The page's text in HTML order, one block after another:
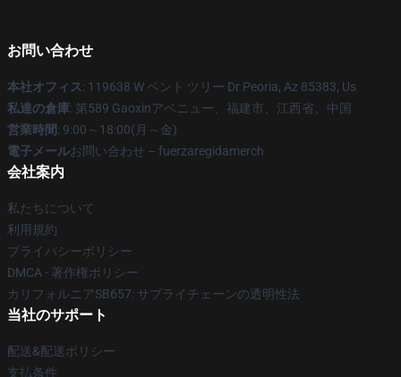
お問い合わせ
本社オフィス: 119638 W ベント ツリー Dr Peoria, Az 85383, Us
私達の倉庫: 第589 Gaoxinアベニュー、福建市、江西省、中国
営業時間: 9:00～18:00(月～金)
電子メールお問い合わせ – fuerzaregidamerch
会社案内
私たちについて
利用規約
プライバシーポリシー
DMCA - 著作権ポリシー
カリフォルニアSB657: サプライチェーンの透明性法
当社のサポート
配送&配送ポリシー
支払条件